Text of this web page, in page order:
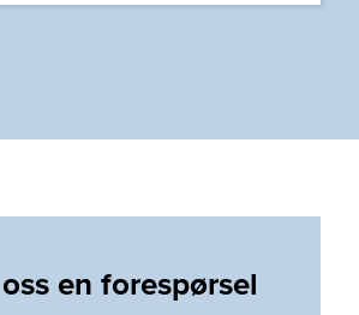
en forespørsel